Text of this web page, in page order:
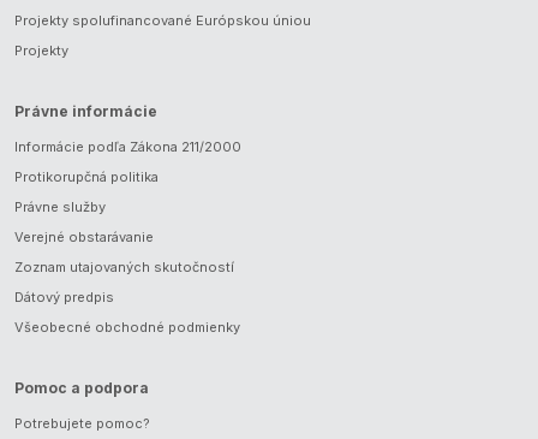
Projekty spolufinancované Európskou úniou
Projekty
Právne informácie
Informácie podľa Zákona 211/2000
Protikorupčná politika
Právne služby
Verejné obstarávanie
Zoznam utajovaných skutočností
Dátový predpis
Všeobecné obchodné podmienky
Pomoc a podpora
Potrebujete pomoc?